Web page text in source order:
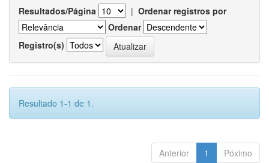
Resultados/Página | Ordenar registros por
Ordenar
Registro(s)
Resultado 1-1 de 1.
Anterior 1 Póximo